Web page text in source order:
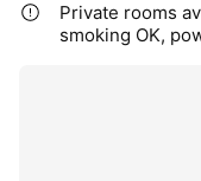
Private rooms
smoking OK,